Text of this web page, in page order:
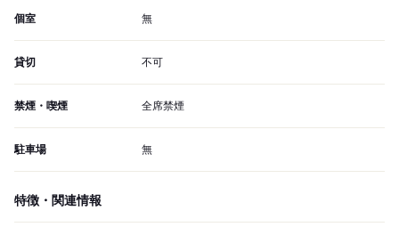
個室 無
貸切 不可
禁煙・喫煙 全席禁煙
駐車場 無
特徴・関連情報